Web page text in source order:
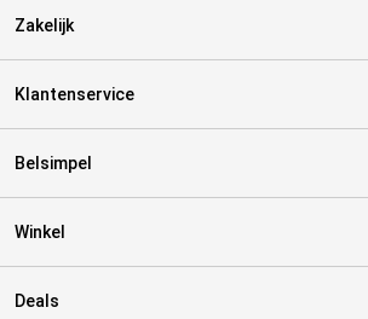
Zakelijk
Klantenservice
Belsimpel
Winkel
Deals